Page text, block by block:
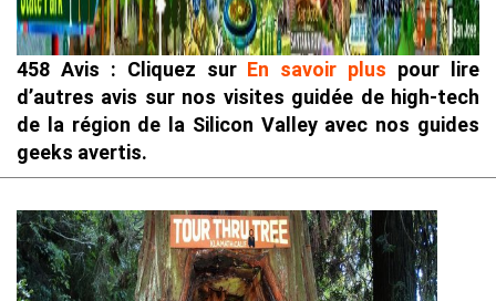
458 Avis : Cliquez sur En savoir plus pour lire
d’autres avis sur nos visites guidée de high-tech
de la région de la Silicon Valley avec nos guides
geeks avertis.